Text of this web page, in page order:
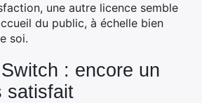
une autre licence semble
du public, à échelle bien
soi.
: encore un
satisfait